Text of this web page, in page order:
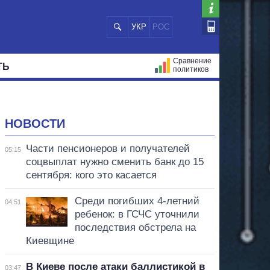
УКР РОС
Сравнение
политиков
НОВОСТИ
05:15
Части пенсионеров и получателей
соцвыплат нужно сменить банк до 15
сентября: кого это касается
04:51
Среди погибших 4-летний
ребенок: в ГСЧС уточнили
последствия обстрела на
Киевщине
03:47
В Киеве после атаки баллистикой в